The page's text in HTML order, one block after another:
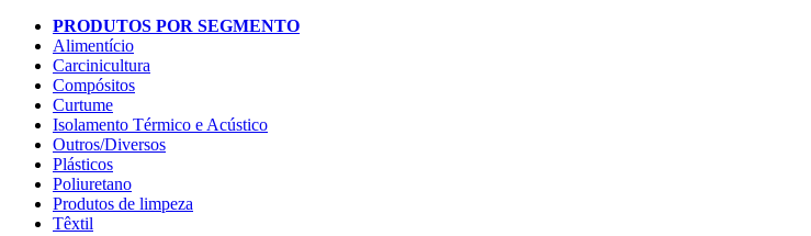
PRODUTOS POR SEGMENTO
Alimentício
Carcinicultura
Compósitos
Curtume
Isolamento Térmico e Acústico
Outros/Diversos
Plásticos
Poliuretano
Produtos de limpeza
Têxtil